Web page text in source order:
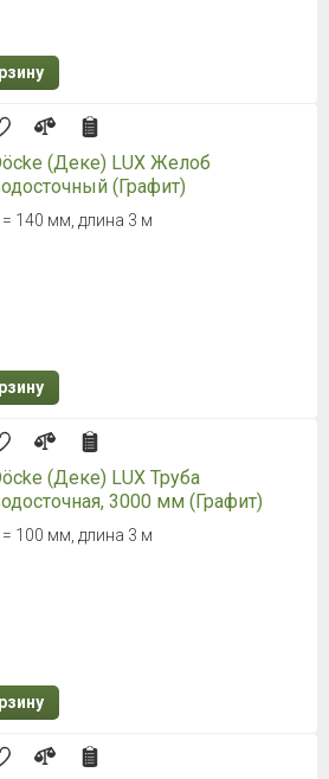
(Деке) LUX Желоб
(Графит)
= 140 мм, длина 3 м
(Деке) LUX Труба
3000 мм (Графит)
= 100 мм, длина 3 м